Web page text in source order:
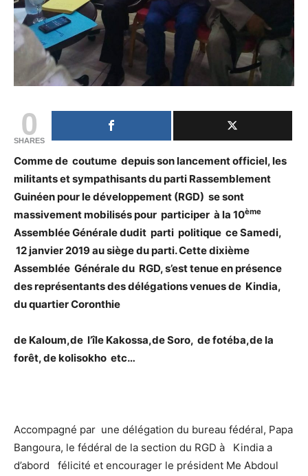
0
SHARES
Comme de coutume depuis son lancement officiel, les
militants et sympathisants du parti Rassemblement
Guinéen pour le développement (RGD) se sont
massivement mobilisés pour participer à la 10ème
Assemblée Générale dudit parti politique ce Samedi,
12 janvier 2019 au siège du parti. Cette dixième
Assemblée Générale du RGD, s’est tenue en présence
des représentants des délégations venues de Kindia,
du quartier Coronthie
de Kaloum,de l’île Kakossa,de Soro, de fotéba,de la
forêt, de kolisokho etc…
Accompagné par une délégation du bureau fédéral, Papa
Bangoura, le fédéral de la section du RGD à Kindia a
d’abord félicité et encourager le président Me Abdoul